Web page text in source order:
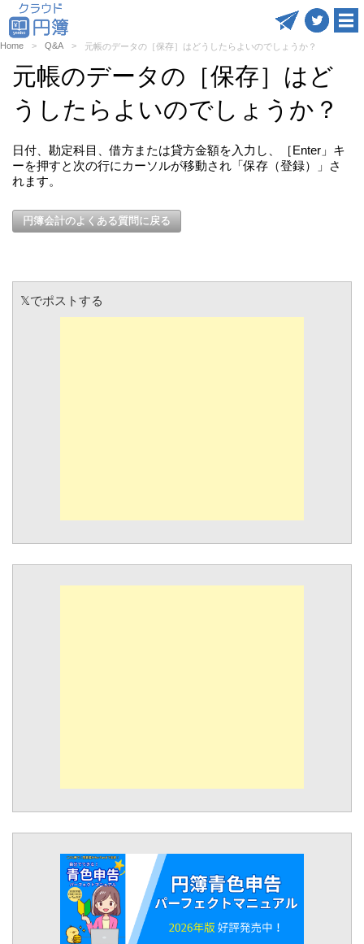
Home Q&A 元帳のデータの［保存］はどうしたらよいのでしょうか？
元帳のデータの［保存］はど
うしたらよいのでしょうか？
日付、勘定科目、借方または貸方金額を入力し、［Enter」キ
ーを押すと次の行にカーソルが移動され「保存（登録）」さ
れます。
円簿会計のよくある質問に戻る
𝕏でポストする